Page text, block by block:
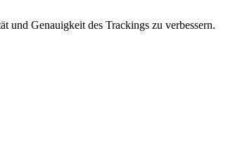
und Genauigkeit des Trackings zu verbessern.